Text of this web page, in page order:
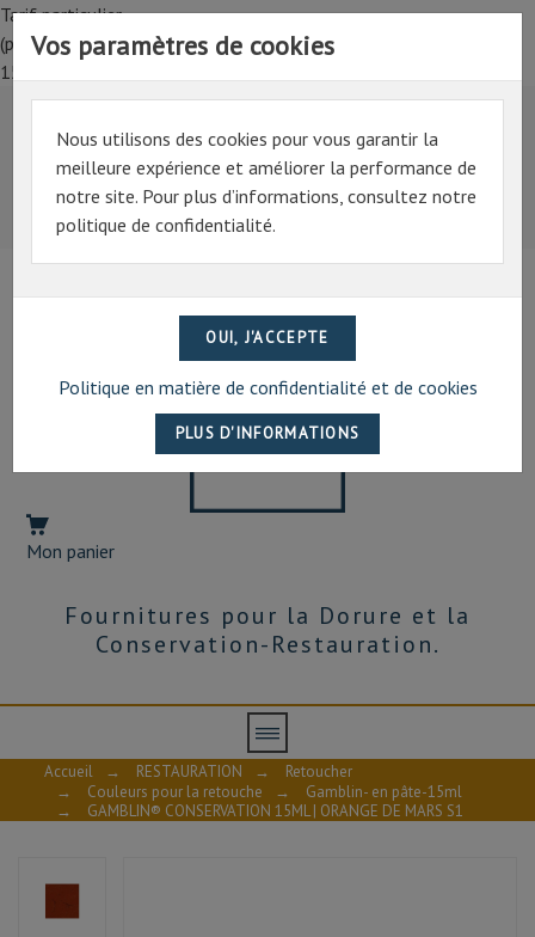
Tarif particulier,
(professionnel, connectez-vous pour bénéficier de la remise de
15%)
Tarif particulier,
(professionnel, connectez-vous pour bénéficier de la
remise de 15%)
07 69 94 13 47
Mon panier
Fournitures pour la Dorure et la
Conservation-Restauration.
Vos paramètres de cookies
Nous utilisons des cookies pour vous garantir la
meilleure expérience et améliorer la performance de
notre site. Pour plus d’informations, consultez notre
politique de confidentialité.
Politique en matière de confidentialité et de cookies
Accueil → RESTAURATION →
Retoucher
→
Couleurs pour la retouche →
Gamblin- en pâte-15ml
→
GAMBLIN® CONSERVATION 15ML | ORANGE DE MARS S1